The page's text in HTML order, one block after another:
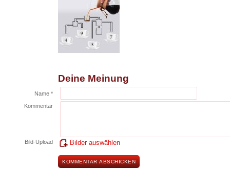
Deine Meinung
Name *
Kommentar
Bild-Upload Bilder auswählen